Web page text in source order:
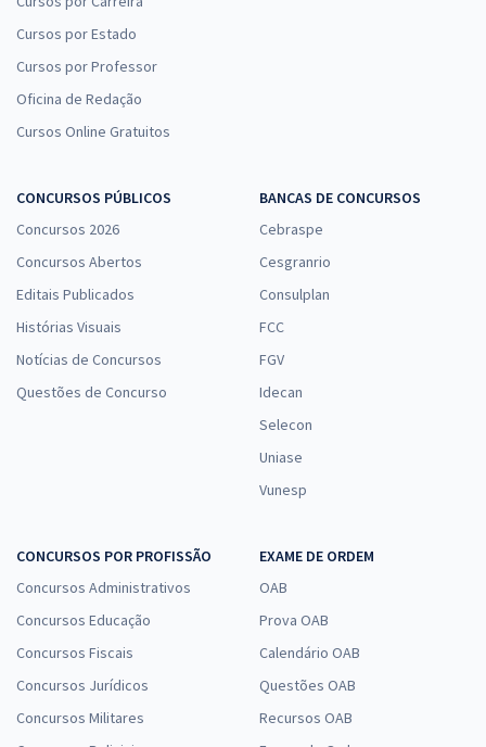
Cursos por Estado
Cursos por Professor
Oficina de Redação
Cursos Online Gratuitos
CONCURSOS PÚBLICOS
Concursos 2026
Concursos Abertos
Editais Publicados
Histórias Visuais
Notícias de Concursos
Questões de Concurso
BANCAS DE CONCURSOS
Cebraspe
Cesgranrio
Consulplan
FCC
FGV
Idecan
Selecon
Uniase
Vunesp
CONCURSOS POR PROFISSÃO
Concursos Administrativos
Concursos Educação
Concursos Fiscais
Concursos Jurídicos
Concursos Militares
EXAME DE ORDEM
OAB
Prova OAB
Calendário OAB
Questões OAB
Recursos OAB